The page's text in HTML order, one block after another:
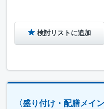
検討リストに追加
〈盛り付け・配膳メイ